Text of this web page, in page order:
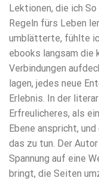
Lektionen, die ich
Regeln fürs Leben
umblätterte, fühlte
ebooks langsam die
Verbindungen
lagen, jedes neue
Erlebnis. In der
Erfreulicheres, als
Ebene anspricht,
das zu tun. Der
Spannung auf eine
bringt, die Seiten